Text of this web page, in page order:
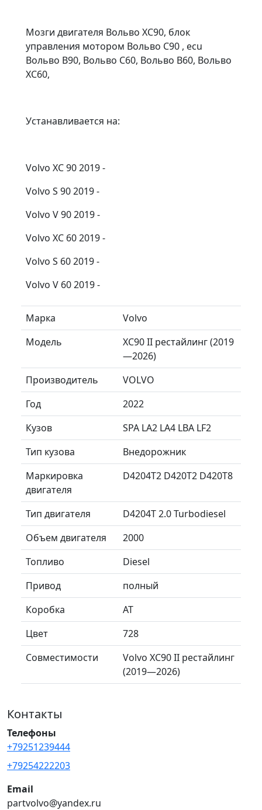
Мозги двигателя Вольво ХС90, блок
управления мотором Вольво С90 , ecu
Вольво В90, Вольво С60, Вольво В60, Вольво
ХС60,
Устанавливается на:
Volvo XC 90 2019 -
Volvo S 90 2019 -
Volvo V 90 2019 -
Volvo XC 60 2019 -
Volvo S 60 2019 -
Volvo V 60 2019 -
Марка
Volvo
Модель
XC90 II рестайлинг (2019
—2026)
Производитель
VOLVO
Год
2022
Кузов
SPA LA2 LA4 LBA LF2
Тип кузова
Внедорожник
Маркировка
двигателя
D4204T2 D420T2 D420T8
Тип двигателя
D4204T 2.0 Turbodiesel
Объем двигателя
2000
Топливо
Diesel
Привод
полный
Коробка
AT
Цвет
728
Совместимости
Volvo XC90 II рестайлинг
(2019—2026)
Контакты
Телефоны
+79251239444
+79254222203
Email
partvolvo@yandex.ru